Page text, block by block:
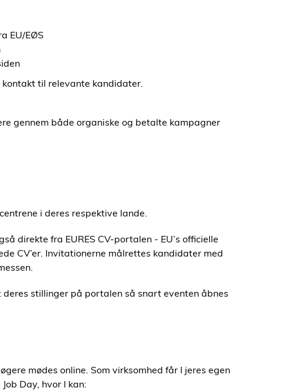
EU/EØS
til relevante kandidater.
gennem både organiske og betalte kampagner
i deres respektive lande.
direkte fra EURES CV-portalen - EU’s officielle
CV’er. Invitationerne målrettes kandidater med
stillinger på portalen så snart eventen åbnes
mødes online. Som virksomhed får I jeres egen
Day, hvor I kan: